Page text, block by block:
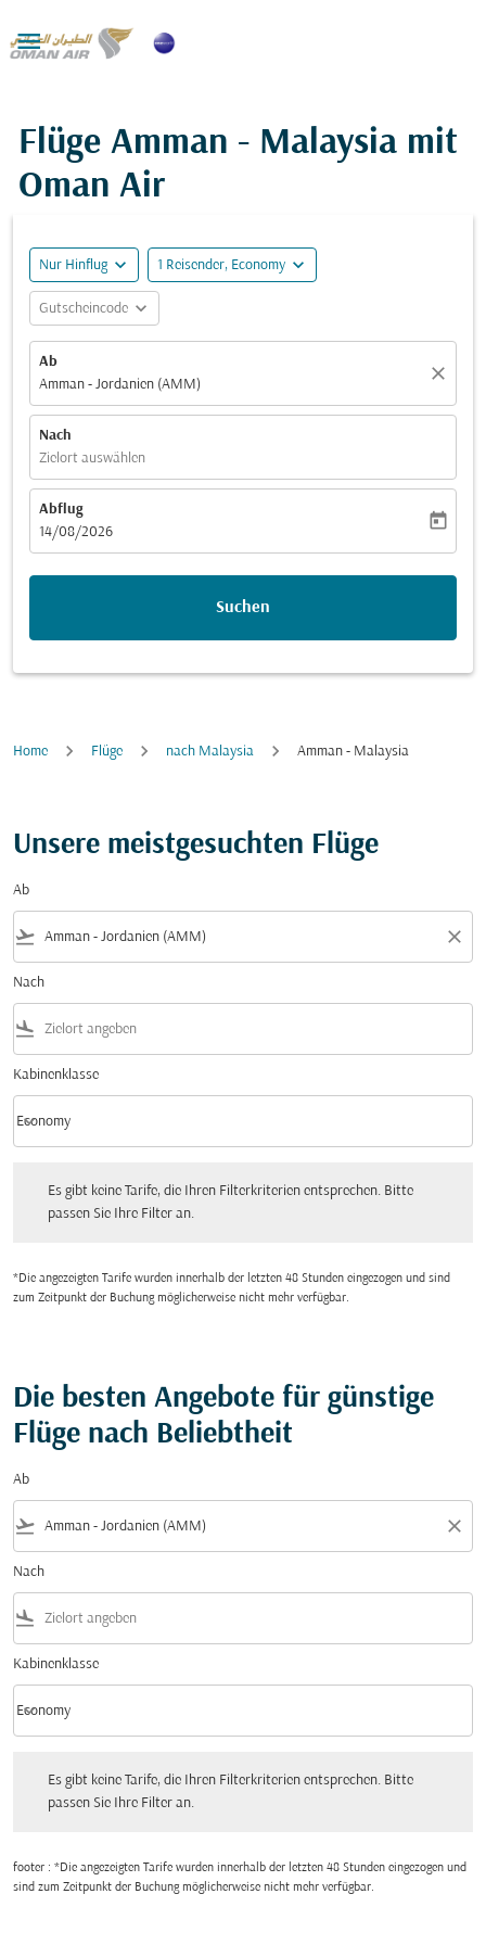

Flüge Amman - Malaysia mit
Oman Air
Nur Hinflug expand_more 1 Reisender, Economy expand_more
Gutscheincode expand_more
Ab
Amman - Jordanien (AMM)
close
Nach
Zielort auswählen
Abflug
fc-booking-departure-date-aria-label
14/08/2026
today
Suchen
Home Flüge nach Malaysia Amman - Malaysia
Unsere meistgesuchten Flüge
Ab
flight_takeoff close
Nach
flight_land
Kabinenklasse
Kabinenklasse option Economy Selected
Economy
keyboard_arrow_down
Es gibt keine Tarife, die Ihren Filterkriterien entsprechen. Bitte
passen Sie Ihre Filter an.
*Die angezeigten Tarife wurden innerhalb der letzten 48 Stunden eingezogen und sind
zum Zeitpunkt der Buchung möglicherweise nicht mehr verfügbar.
Die besten Angebote für günstige
Flüge nach Beliebtheit
Ab
flight_takeoff close
Nach
flight_land
Kabinenklasse
Kabinenklasse option Economy Selected
Economy
keyboard_arrow_down
Es gibt keine Tarife, die Ihren Filterkriterien entsprechen. Bitte
passen Sie Ihre Filter an.
footer : *Die angezeigten Tarife wurden innerhalb der letzten 48 Stunden eingezogen und
sind zum Zeitpunkt der Buchung möglicherweise nicht mehr verfügbar.